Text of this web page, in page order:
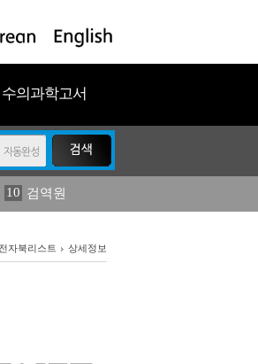
수의과학고서
10 검역원
수산
전자북리스트 상세정보